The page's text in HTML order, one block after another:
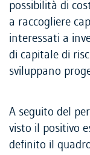
possibilità di
a raccogliere
interessati a
di capitale di
sviluppano
A seguito del
visto il positivo
definito il